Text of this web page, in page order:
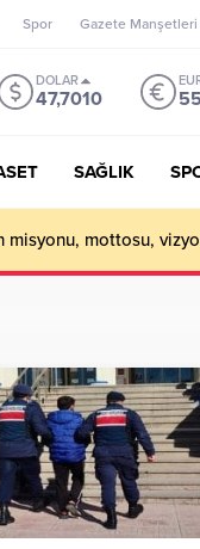
Spor Gazete Manşetleri
DOLAR
47,7010
SAĞLIK
Uyuşturucu